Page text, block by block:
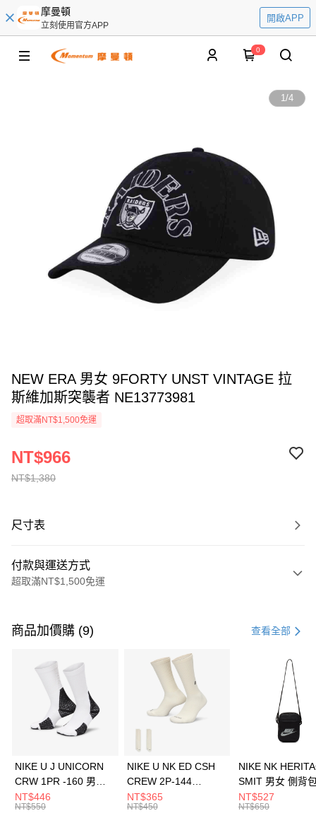
摩曼頓
立刻使用官方APP
開啟APP
0
1/4
NEW ERA 男女 9FORTY UNST VINTAGE 拉
斯維加斯突襲者 NE13773981
超取滿NT$1,500免運
NT$1,380
NT$966
尺寸表
付款與運送方式
超取滿NT$1,500免運
信用卡一次付款
3 期 0 利率 每期 21家銀行
合作金庫商業銀行
第一商業銀行
華南商業銀行
彰化商業銀行
上海商業儲蓄銀行
元大商業銀行
Apple Pay
全盈+PAY
AFTEE先享後付
商品加價購 (9) 查看全部
NIKE U J UNICORN
CRW 1PR -160 男女
中統襪 FZ3393100
NT$446
NT$550
NIKE U NK ED CSH
CREW 2P-144
EMBRDY 男女 短統襪
FZ3073133
NT$365
NT$450
NIKE NK
SMIT 男女 側背
BA5871010
NT$527
NT$650